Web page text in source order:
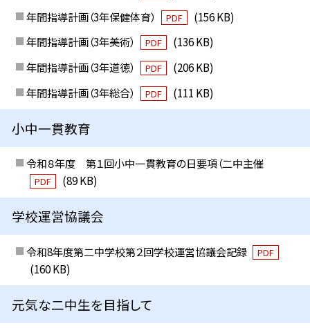
年間指導計画（3年保健体育）
PDF
(156 KB)
年間指導計画（3年美術）
PDF
(136 KB)
年間指導計画（3年道徳）
PDF
(206 KB)
年間指導計画（3年総合）
PDF (111 KB)
小中一貫教育
令和８年度 第１回小中一貫教育の日要項（二中主催
PDF (89 KB)
学校運営協議会
令和8年度第二中学校第２回学校運営協議会記録 PDF
(160 KB)
元気な二中生を目指して